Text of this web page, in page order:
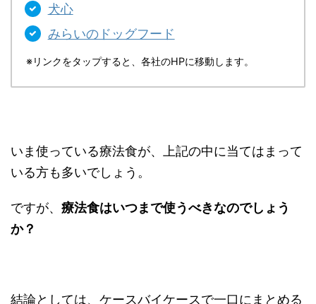
犬心
みらいのドッグフード
※リンクをタップすると、各社のHPに移動します。
いま使っている療法食が、上記の中に当てはまって
いる方も多いでしょう。
ですが、 療法食はいつまで使うべきなのでしょう
か？
結論としては、ケースバイケースで一口にまとめる